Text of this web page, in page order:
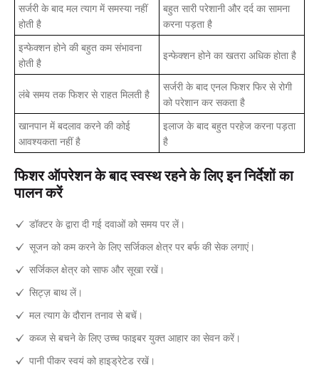
सर्जरी के बाद मल त्याग में समस्या नहीं
होती है
बहुत सारी परेशानी और दर्द का सामना
करना पड़ता है
इन्फेक्शन होने की बहुत कम संभावना
होती है
इन्फेक्शन होने का खतरा अधिक होता है
लंबे समय तक फिशर से राहत मिलती है
सर्जरी के बाद एनल फिशर फिर से रोगी
को परेशान कर सकता है
खानपान में बदलाव करने की कोई
आवश्यकता नहीं है
इलाज के बाद बहुत परहेज करना पड़ता
है
फिशर ऑपरेशन के बाद स्वस्थ रहने के लिए इन निर्देशों का
पालन करें
डॉक्टर के द्वारा दी गई दवाओं को समय पर लें।
सूजन को कम करने के लिए सर्जिकल क्षेत्र पर बर्फ की सेक लगाएं।
सर्जिकल क्षेत्र को साफ और सूखा रखें।
सिट्ज़ बाथ लें।
मल त्याग के दौरान तनाव से बचें।
कब्ज से बचने के लिए उच्च फाइबर युक्त आहार का सेवन करें।
पानी पीकर स्वयं को हाइड्रेटेड रखें।